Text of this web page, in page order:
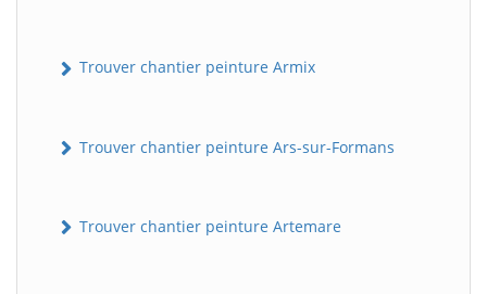
Trouver chantier peinture Armix
Trouver chantier peinture Ars-sur-Formans
Trouver chantier peinture Artemare